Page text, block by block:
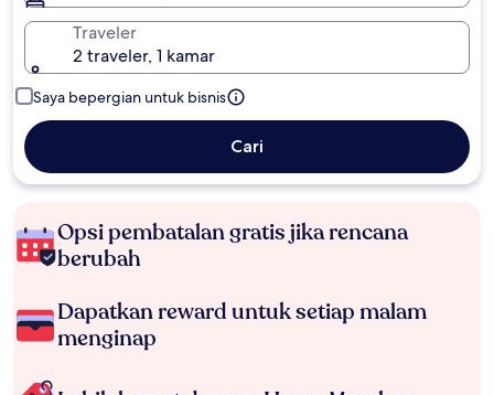
Traveler
2 traveler, 1 kamar
Saya bepergian untuk bisnis
Cari
Opsi pembatalan gratis jika rencana
berubah
Dapatkan reward untuk setiap malam
menginap